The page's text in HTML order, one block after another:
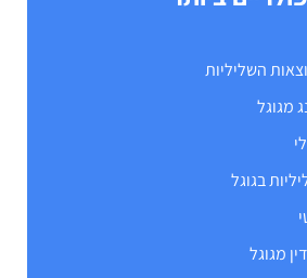
השליליות
מגוגל
בגוגל
מגוגל